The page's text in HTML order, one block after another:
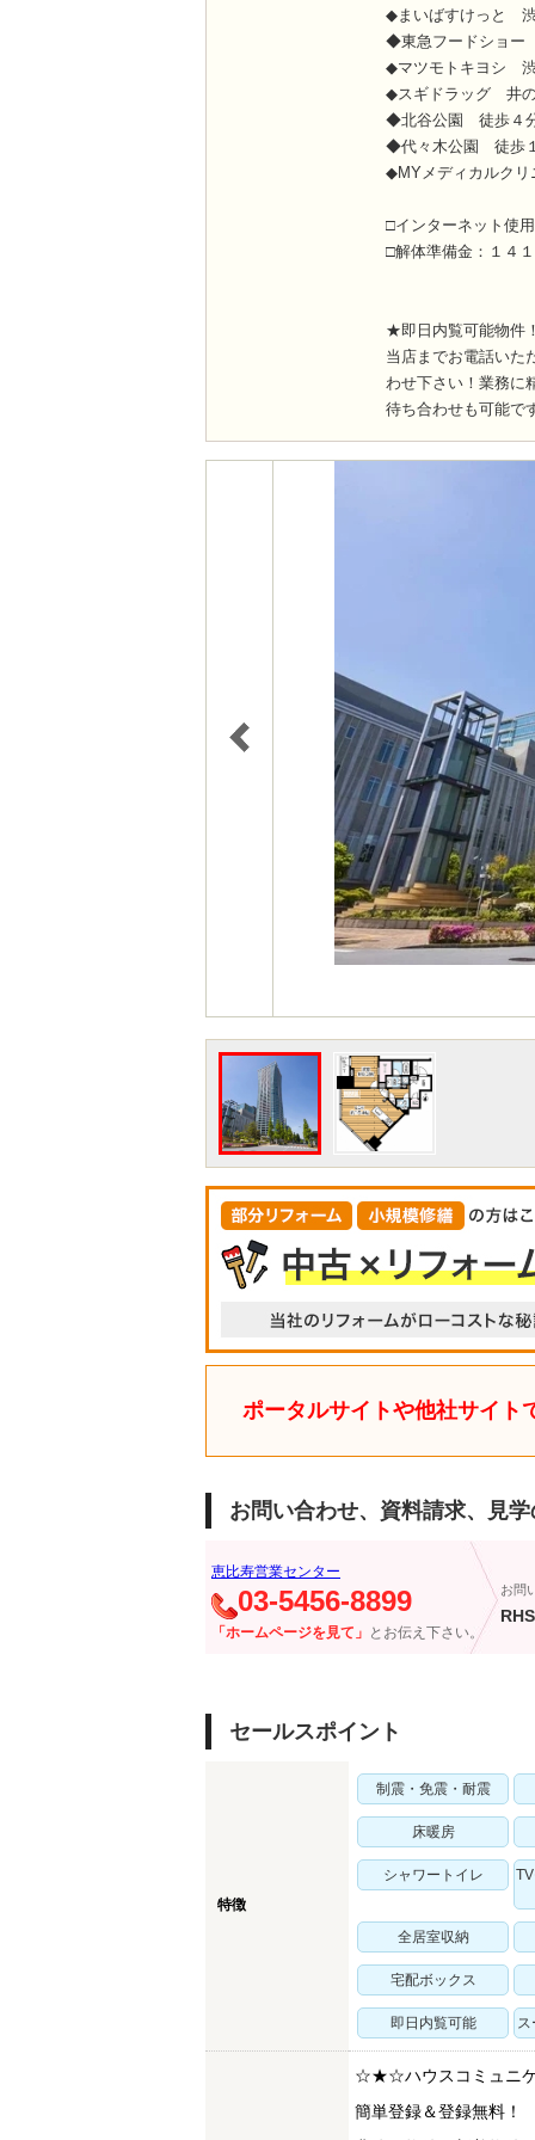
◆まいばすけっと
◆東急フードショー
◆マツモトキヨシ
◆スギドラッグ 井
◆北谷公園 徒歩４
◆代々木公園 徒歩
◆MYメディカルク
□インターネット使
□解体準備金：１４
★即日内覧可能物件
当店までお電話いた
わせ下さい！業務に
待ち合わせも可能で
ポータルサイトや他社サイト
お問い合わせ、資料請求、見
恵比寿営業センター
03-5456-8899
「ホームページを見て」 とお伝え下さい。
お問
セールスポイント
特徴
制震・免震・耐震
床暖房
シャワートイレ
全居室収納
宅配ボックス
即日内覧可能
☆★☆ハウスコミュニ
簡単登録＆登録無料！